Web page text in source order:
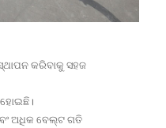
କରିବାକୁ ସହଜ
ଅଧିକ ବେଲ୍ଟ ଗତି